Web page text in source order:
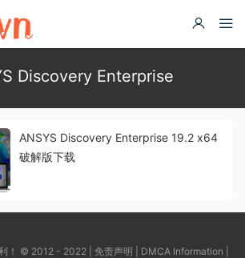
Discovery Enterprise
ANSYS Discovery Enterprise 19.2 x64
破解版下载
！ © 2012 - 2022 | 免责声明 DMCA Information